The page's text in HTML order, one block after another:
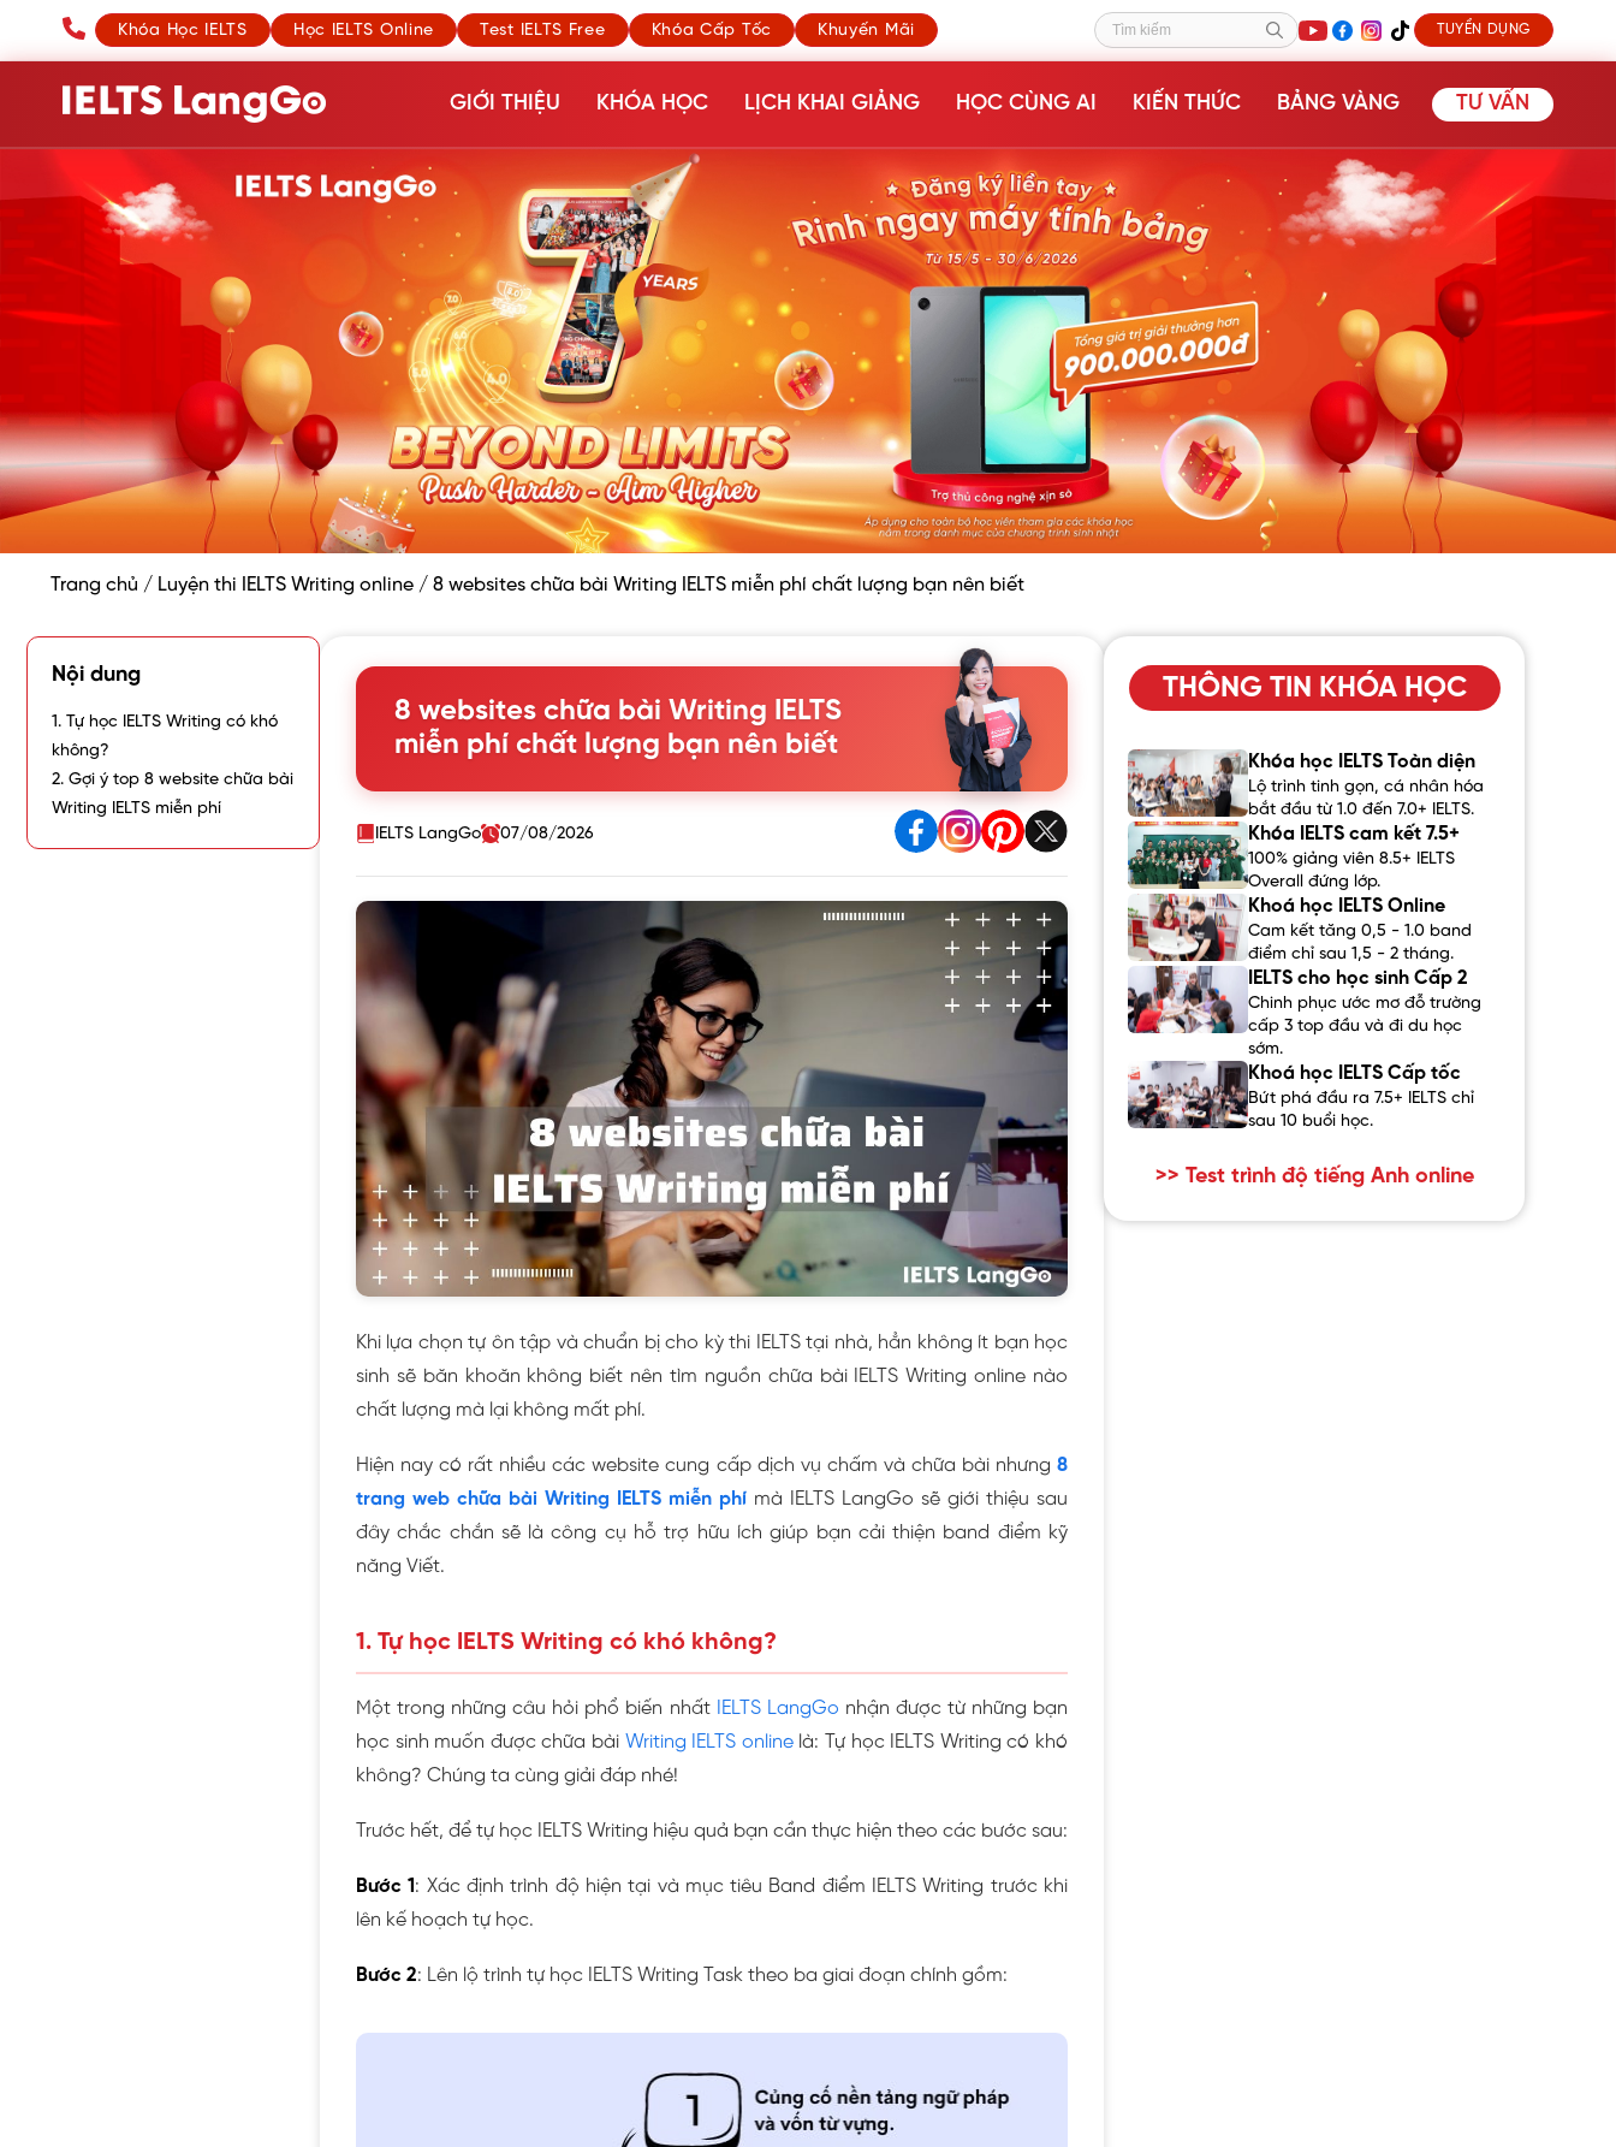
Khóa Học IELTS Học IELTS Online Test IELTS Free Khóa Cấp Tốc Khuyến Mãi Tìm kiếm TUYỂN DỤNG
GIỚI THIỆU KHÓA HỌC LỊCH KHAI GIẢNG HỌC CÙNG AI KIẾN THỨC BẢNG VÀNG TƯ VẤN
Trang chủ / Luyện thi IELTS Writing online / 8 websites chữa bài Writing IELTS miễn phí chất lượng bạn nên biết
Nội dung
1. Tự học IELTS Writing có khó
không?
2. Gợi ý top 8 website chữa bài
Writing IELTS miễn phí
8 websites chữa bài Writing IELTS
miễn phí chất lượng bạn nên biết
IELTS LangGo 07/08/2026
Khi lựa chọn tự ôn tập và chuẩn bị cho kỳ thi IELTS tại nhà, hẳn không ít bạn học
sinh sẽ băn khoăn không biết nên tìm nguồn chữa bài IELTS Writing online nào
chất lượng mà lại không mất phí.
Hiện nay có rất nhiều các website cung cấp dịch vụ chấm và chữa bài nhưng 8
trang web chữa bài Writing IELTS miễn phí mà IELTS LangGo sẽ giới thiệu sau
đây chắc chắn sẽ là công cụ hỗ trợ hữu ích giúp bạn cải thiện band điểm kỹ
năng Viết.
1. Tự học IELTS Writing có khó không?
Một trong những câu hỏi phổ biến nhất IELTS LangGo nhận được từ những bạn
học sinh muốn được chữa bài Writing IELTS onlinelà: Tự học IELTS Writing có khó
không? Chúng ta cùng giải đáp nhé!
Trước hết, để tự học IELTS Writing hiệu quả bạn cần thực hiện theo các bước sau:
Bước 1 : Xác định trình độ hiện tại và mục tiêu Band điểm IELTS Writing trước khi
lên kế hoạch tự học.
Bước 2: Lên lộ trình tự học IELTS Writing Task theo ba giai đoạn chính gồm:
THÔNG TIN KHÓA HỌC
Khóa học IELTS Toàn diện
Lộ trình tinh gọn, cá nhân hóa
bắt đầu từ 1.0 đến 7.0+ IELTS.
Khóa IELTS cam kết 7.5+
100% giảng viên 8.5+ IELTS
Overall đứng lớp.
Khoá học IELTS Online
Cam kết tăng 0,5 - 1.0 band
điểm chỉ sau 1,5 - 2 tháng.
IELTS cho học sinh Cấp 2
Chinh phục ước mơ đỗ trường
cấp 3 top đầu và đi du học
sớm.
Khoá học IELTS Cấp tốc
Bứt phá đầu ra 7.5+ IELTS chỉ
sau 10 buổi học.
>> Test trình độ tiếng Anh online